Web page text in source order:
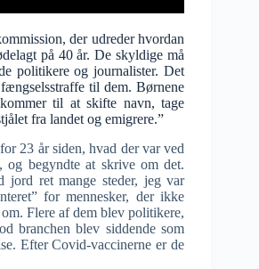
der udreder hvordan
på 40 år. De skyldige må
politikere og journalister. Det
til dem. Børnene
til at skifte navn, tage
fra landet og emigrere.”
23 år siden, hvad der var ved
og begyndte at skrive om det.
ret mange steder, jeg var
for mennesker, der ikke
Flere af dem blev politikere,
branchen blev siddende som
Efter Covid-vaccinerne er de